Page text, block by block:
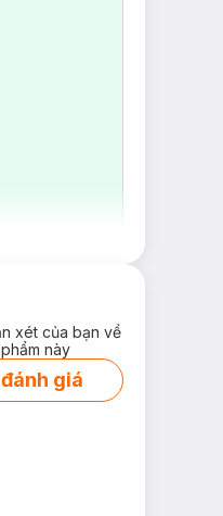
xét của bạn về
này
giá